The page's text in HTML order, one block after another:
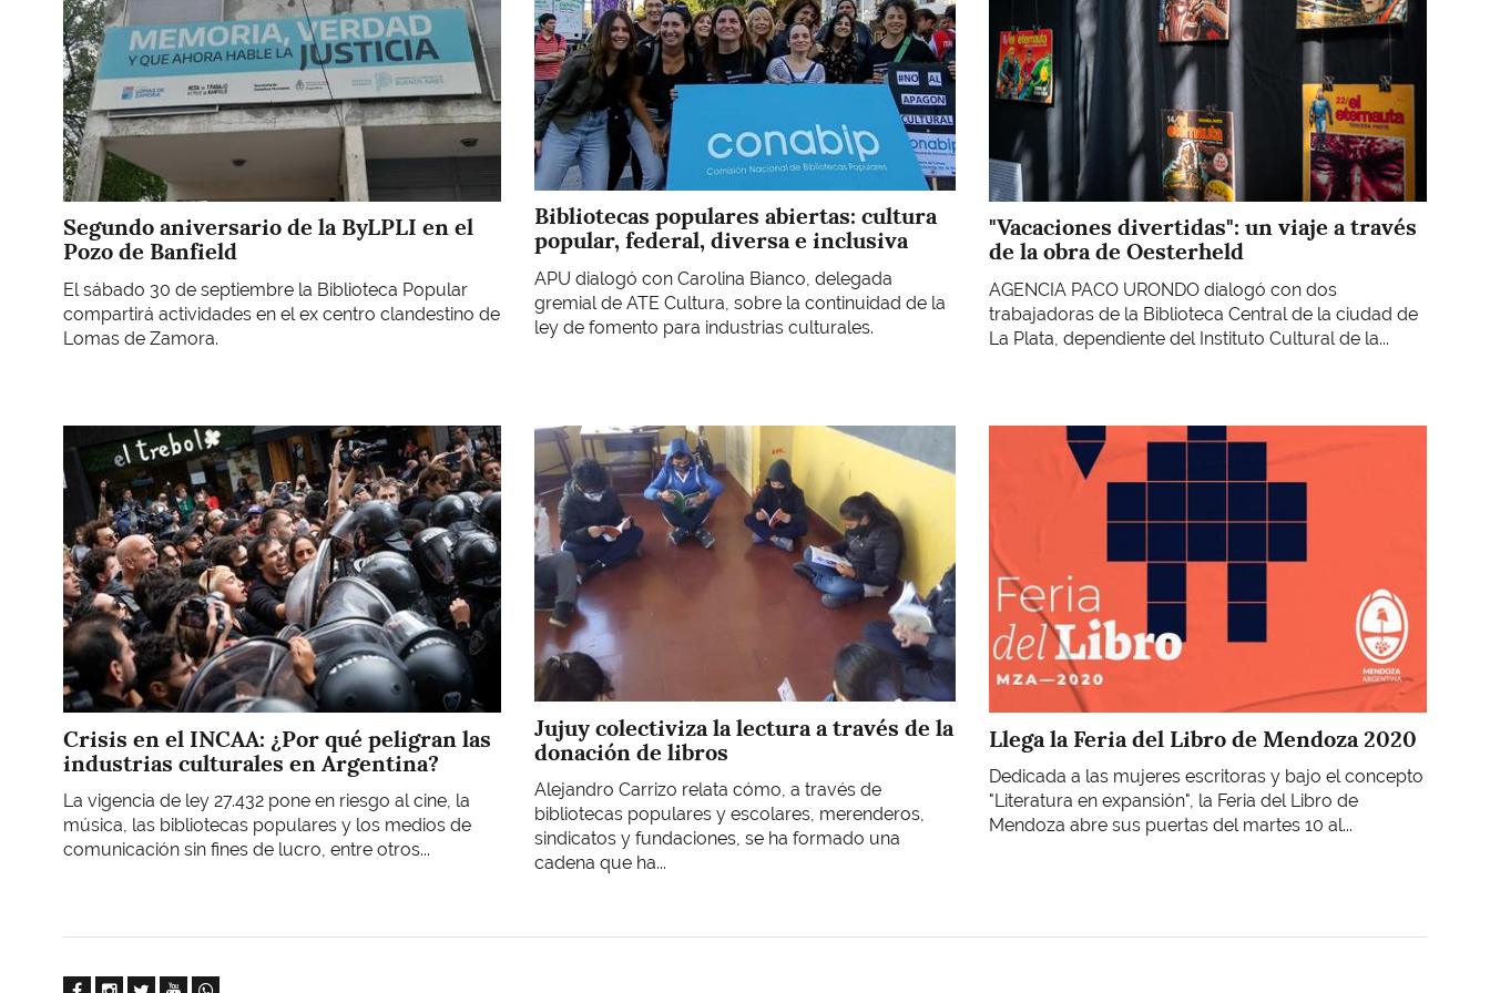
Segundo aniversario de la ByLPLI en el
Pozo de Banfield
El sábado 30 de septiembre la Biblioteca Popular
compartirá actividades en el ex centro clandestino de
Lomas de Zamora.
Bibliotecas populares abiertas: cultura
popular, federal, diversa e inclusiva
APU dialogó con Carolina Bianco, delegada
gremial de ATE Cultura, sobre la continuidad de la
ley de fomento para industrias culturales.
"Vacaciones divertidas": un viaje a través
de la obra de Oesterheld
AGENCIA PACO URONDO dialogó con dos
trabajadoras de la Biblioteca Central de la ciudad de
La Plata, dependiente del Instituto Cultural de la...
Imagen
Crisis en el INCAA: ¿Por qué peligran las
industrias culturales en Argentina?
La vigencia de ley 27.432 pone en riesgo al cine, la
música, las bibliotecas populares y los medios de
comunicación sin fines de lucro, entre otros...
Imagen
Jujuy colectiviza la lectura a través de la
donación de libros
Alejandro Carrizo relata cómo, a través de
bibliotecas populares y escolares, merenderos,
sindicatos y fundaciones, se ha formado una
cadena que ha...
Llega la Feria del Libro de Mendoza 2020
Dedicada a las mujeres escritoras y bajo el concepto
"Literatura en expansión", la Feria del Libro de
Mendoza abre sus puertas del martes 10 al...